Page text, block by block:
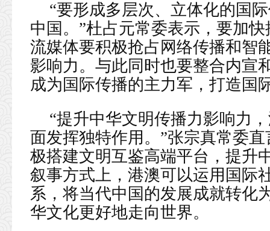
“要形成多层次、立体化的国
中国。”杜占元常委表示，要加
流媒体要积极抢占网络传播和智
影响力。与此同时也要整合内宣
成为国际传播的主力军，打造国
“提升中华文明传播力影响力
面发挥独特作用。”张宗真常委
极搭建文明互鉴高端平台，提升
叙事方式上，港澳可以运用国际
系，将当代中国的发展成就转化
华文化更好地走向世界。